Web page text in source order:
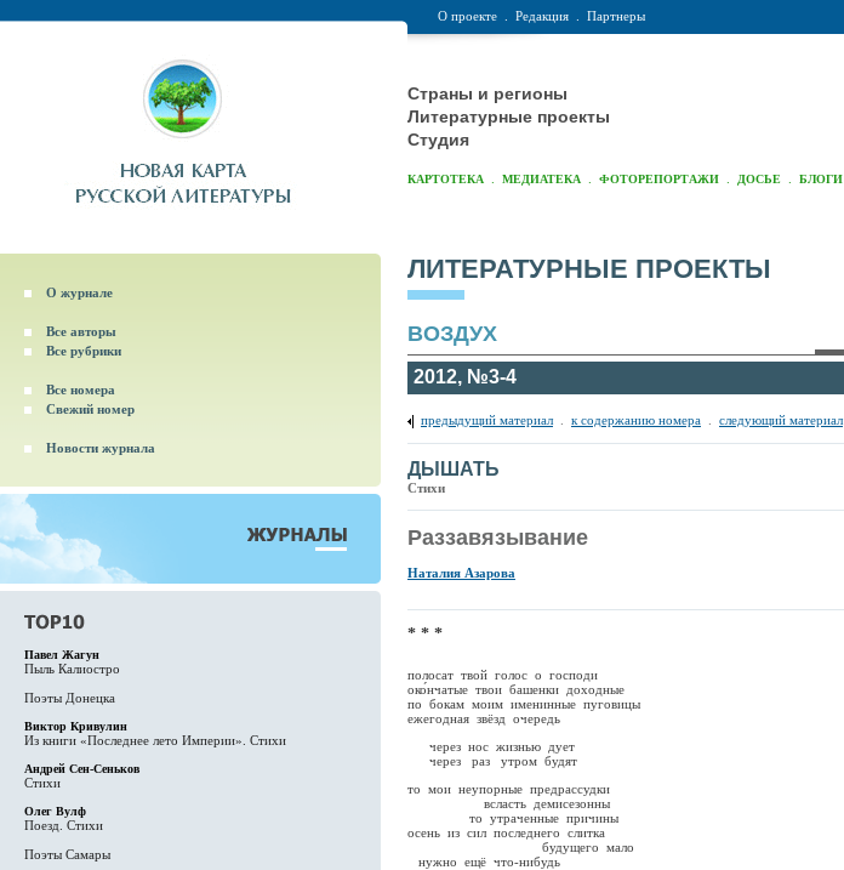
О проекте Редакция Партнеры
Страны и регионы
Литературные проекты
Студия
КАРТОТЕКА МЕДИАТЕКА ФОТОРЕПОРТАЖИ ДОСЬЕ БЛОГИ
О журнале
Все авторы
Все рубрики
Все номера
Свежий номер
Новости журнала
Павел Жагун
Пыль Калиостро
Поэты Донецка
Виктор Кривулин
Из книги «Последнее лето Империи». Стихи
Андрей Сен-Сеньков
Стихи
Олег Вулф
Поезд. Стихи
Поэты Самары
ЛИТЕРАТУРНЫЕ ПРОЕКТЫ
ВОЗДУХ
2012, №3-4
предыдущий материал к содержанию номера следующий материал
ДЫШАТЬ
Стихи
Раззавязывание
Наталия Азарова
* * *
полосат твой голос о господи
око́нчатые твои башенки доходные
по бокам моим именинные пуговицы
ежегодная звёзд очередь
через нос жизнью дует
через раз утром будят
то мои неупорные предрассудки
всласть демисезонны
то утраченные причины
осень из сил последнего слитка
будущего мало
нужно ещё что-нибудь